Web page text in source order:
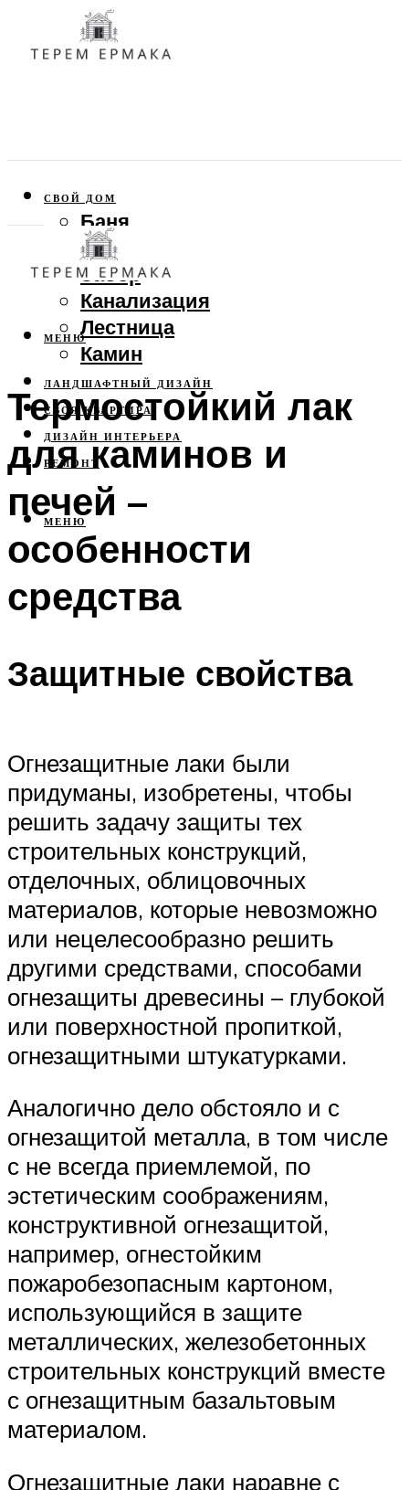
СВОЙ ДОМ
Баня
Веранда
Забор
Канализация
Лестница
Камин
ЛАНДШАФТНЫЙ ДИЗАЙН
СВОЯ КВАРТИРА
ДИЗАЙН ИНТЕРЬЕРА
РЕМОНТ
МЕНЮ
МЕНЮ
Термостойкий лак
для каминов и
печей –
особенности
средства
Защитные свойства
Огнезащитные лаки были
придуманы, изобретены, чтобы
решить задачу защиты тех
строительных конструкций,
отделочных, облицовочных
материалов, которые невозможно
или нецелесообразно решить
другими средствами, способами
огнезащиты древесины – глубокой
или поверхностной пропиткой,
огнезащитными штукатурками.
Аналогично дело обстояло и с
огнезащитой металла, в том числе
с не всегда приемлемой, по
эстетическим соображениям,
конструктивной огнезащитой,
например, огнестойким
пожаробезопасным картоном,
использующийся в защите
металлических, железобетонных
строительных конструкций вместе
с огнезащитным базальтовым
материалом.
Огнезащитные лаки наравне с